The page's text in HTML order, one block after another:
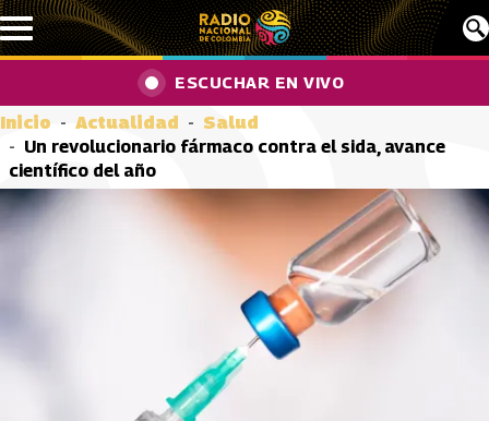
Pasar al contenido principal
ESCUCHAR EN VIVO
Inicio Actualidad
Salud
Un revolucionario fármaco contra el sida, avance
científico del año